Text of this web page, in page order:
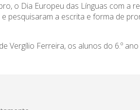
o Dia Europeu das Línguas com a
a escrita e forma de
Vergílio Ferreira, os alunos do 6.º